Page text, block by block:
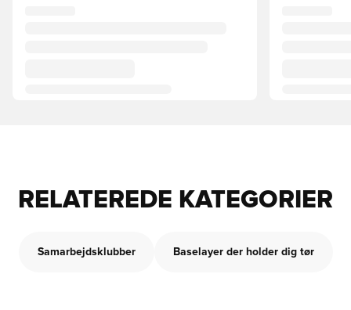
RELATEREDE KATEGORIER
Samarbejdsklubber Baselayer der holder dig tør